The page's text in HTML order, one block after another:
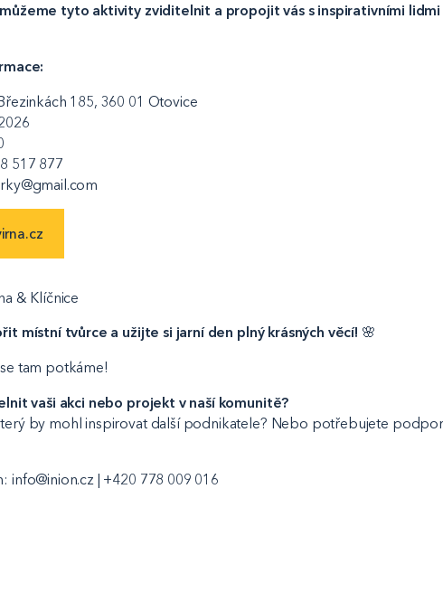
tyto aktivity zviditelnit a propojit vás s inspirativními
185, 360 01 Otovice
517 877
& Klíčnice
místní tvůrce a užijte si jarní den plný krásných věcí! 🌸
tam potkáme!
vaši akci nebo projekt v naší komunitě?
by mohl inspirovat další podnikatele? Nebo potřebujete
info@inion.cz | +420 778 009 016